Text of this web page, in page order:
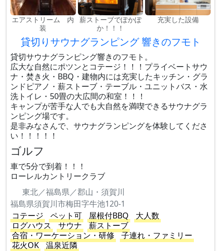
エアストリーム 内
装
薪ストーブでぽかぽ
か！！！
充実した設備
貸切りサウナグランピング 響きのフモト
貸切サウナグランピング響きのフモト。
広大な自然にポツンとコテージ！！！プライベートサウ
ナ・焚き火・BBQ・建物内には充実したキッチン・グラ
ンドピアノ・薪ストーブ・テーブル・ユニットバス・水
洗トイレ・50畳の大広間の和室！！！
キャンプが苦手な人でも大自然を満喫できるサウナグラ
ンピング場です。
是非みなさんで、サウナグランピングを体験してくださ
い！！！！！
ゴルフ
車で5分で到着！！！
ローレルカントリークラブ
東北／福島県／郡山・須賀川
福島県須賀川市梅田字牛池120-1
コテージ
ペット可 屋根付BBQ
大人数
ログハウス
サウナ
薪ストーブ
合宿・ワーケーション・研修
子連れ・ファミリー
花火OK
温泉近隣